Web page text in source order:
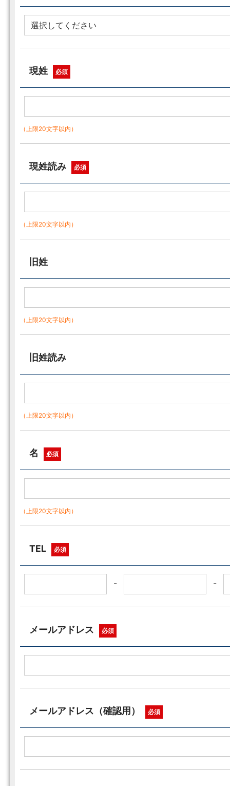
現姓 必須
（上限20文字以内）
現姓読み 必須
（上限20文字以内）
旧姓
（上限20文字以内）
旧姓読み
（上限20文字以内）
名 必須
（上限20文字以内）
TEL 必須
- -
メールアドレス 必須
メールアドレス（確認用） 必須